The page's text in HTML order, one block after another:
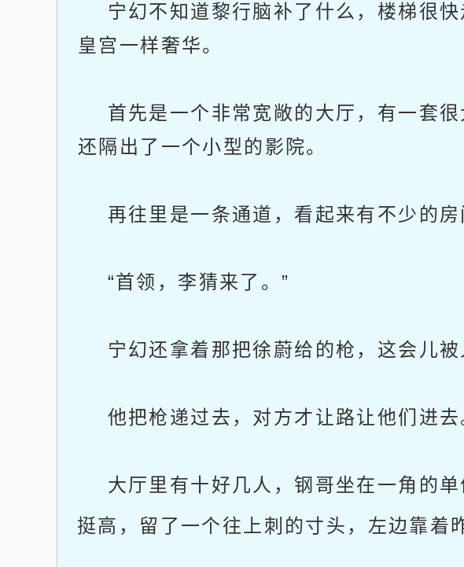
宁幻不知道黎行脑补了什么，楼梯很快
皇宫一样奢华。
首先是一个非常宽敞的大厅，有一套很
还隔出了一个小型的影院。
再往里是一条通道，看起来有不少的房
“首领，李猜来了。”
宁幻还拿着那把徐蔚给的枪，这会儿被
他把枪递过去，对方才让路让他们进去
大厅里有十好几人，钢哥坐在一角的单
挺高，留了一个往上刺的寸头，左边靠着